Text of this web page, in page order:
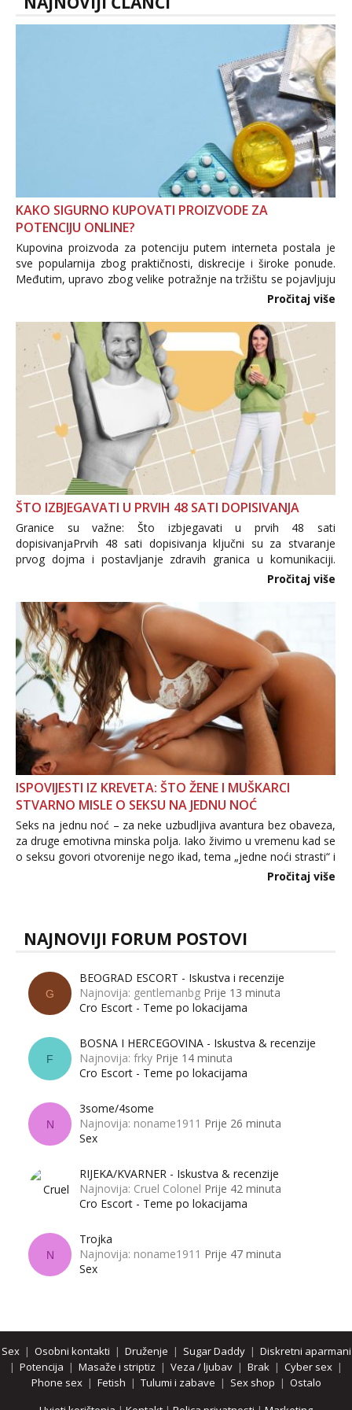
KAKO SIGURNO KUPOVATI PROIZVODE ZA
POTENCIJU ONLINE?
Kupovina proizvoda za potenciju putem interneta postala je
sve popularnija zbog praktičnosti, diskrecije i široke ponude.
Međutim, upravo zbog velike potražnje na tržištu se pojavljuju
i brojni krivotvoreni proizvodi, nepouzdane internetske
Pročitaj više
ŠTO IZBJEGAVATI U PRVIH 48 SATI DOPISIVANJA
Granice su važne: Što izbjegavati u prvih 48 sati
dopisivanjaPrvih 48 sati dopisivanja ključni su za stvaranje
prvog dojma i postavljanje zdravih granica u komunikaciji.
Važno je izbjeći prebrzo otkrivanje osobnih ili intimnih
informacija, jer nepoznata osoba još nije zaslužila to
povjerenje. Takođe...
Pročitaj više
ISPOVIJESTI IZ KREVETA: ŠTO ŽENE I MUŠKARCI
STVARNO MISLE O SEKSU NA JEDNU NOĆ
Seks na jednu noć – za neke uzbudljiva avantura bez obaveza,
za druge emotivna minska polja. Iako živimo u vremenu kad se
o seksu govori otvorenije nego ikad, tema „jedne noći strasti“ i
dalje izaziva burne rasprave. Što zapravo misle žene, a što
Pročitaj više
NAJNOVIJI FORUM POSTOVI
G
BEOGRAD ESCORT - Iskustva i recenzije
Najnovija: gentlemanbg Prije 13 minuta
Cro Escort - Teme po lokacijama
F
BOSNA I HERCEGOVINA - Iskustva & recenzije
Najnovija: frky Prije 14 minuta
Cro Escort - Teme po lokacijama
N
3some/4some
Najnovija: noname1911 Prije 26 minuta
Sex
RIJEKA/KVARNER - Iskustva & recenzije
Najnovija: Cruel Colonel Prije 42 minuta
Cro Escort - Teme po lokacijama
N
Trojka
Najnovija: noname1911 Prije 47 minuta
Sex
Sex| Osobni kontakti | Druženje | Sugar Daddy| Diskretni aparmani
| Potencija | Masaže i striptiz | Veza / ljubav | Brak | Cyber sex |
Phone sex| Fetish | Tulumi i zabave | Sex shop | Ostalo